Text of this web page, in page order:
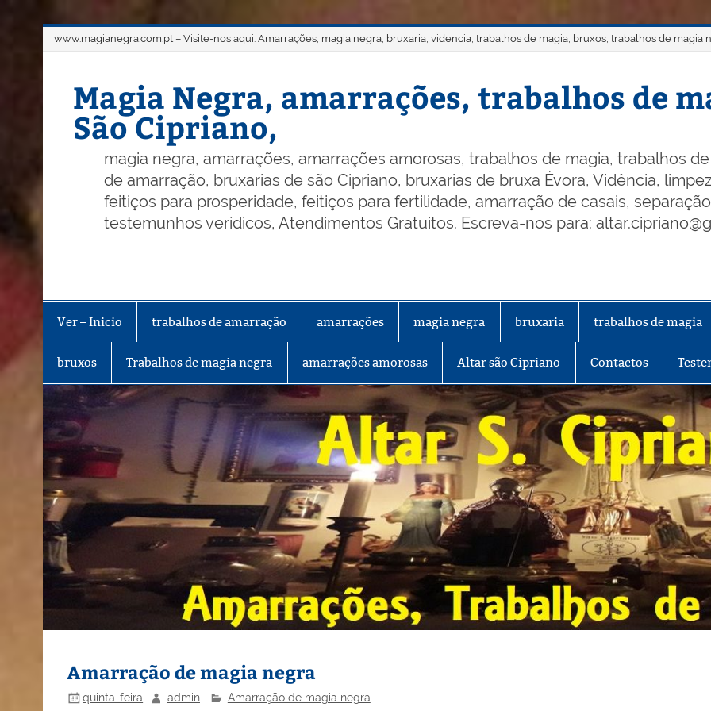
www.magianegra.com.pt – Visite-nos aqui. Amarrações, magia negra, bruxaria, videncia, trabalhos de magia, bruxos, trabalhos de magia
Magia Negra, amarrações, trabalhos de
São Cipriano,
magia negra, amarrações, amarrações amorosas, trabalhos de magia, trabalhos
de amarração, bruxarias de são Cipriano, bruxarias de bruxa Évora, Vidência,
feitiços para prosperidade, feitiços para fertilidade, amarração de casais,
testemunhos verídicos, Atendimentos Gratuitos. Escreva-nos para:
Ver – Inicio trabalhos de amarração amarrações magia negra bruxaria trabalhos de magia
bruxos Trabalhos de magia negra amarrações amorosas Altar são Cipriano Contactos
Amarração de magia negra
quinta-feira admin Amarração de magia negra